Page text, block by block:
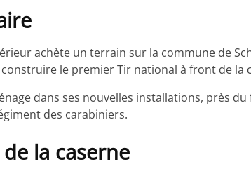
achète un terrain sur la commune de
le premier Tir national à front de la
dans ses nouvelles installations, près
des carabiniers.
la caserne